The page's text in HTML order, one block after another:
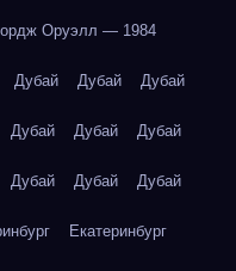
Оруэлл — 1984
Дубай Дубай Дубай
Дубай Дубай Дубай
Дубай Дубай Дубай
Екатеринбург